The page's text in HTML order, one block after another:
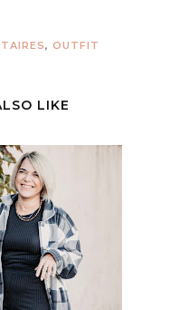
, OUTFIT
LIKE